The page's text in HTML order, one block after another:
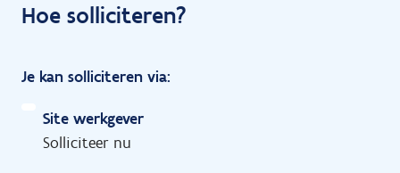
Hoe solliciteren?
Je kan solliciteren via:
Site werkgever
Solliciteer nu